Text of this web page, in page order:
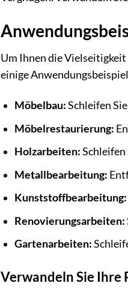
Um Ihnen die
einige
Möbelbau:Schleifen
Möbelrestaurierung:
Holzarbeiten:Schleifen
Metallbearbeitung:
Kunststoffbearbeitung:
Renovierungsarbeiten:
Gartenarbeiten:
Verwandeln Sie